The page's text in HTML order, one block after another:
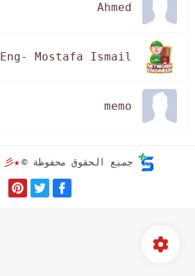
Ahmed
Eng- Mostafa Ismail
memo
جميع الحقوق محفوظة ©★彡 kℓαм4υ.net 彡★